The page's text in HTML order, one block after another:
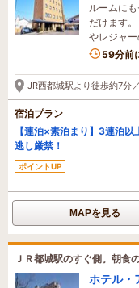
ルームに
だけます
やレジャ
59分前
JR西都城駅より徒歩約7分
宿泊プラン
【連泊×素泊まり】3連泊
逃し厳禁！
ポイントUP
MAPを見る
ＪＲ都城駅のすぐ側。朝食
ホテル・